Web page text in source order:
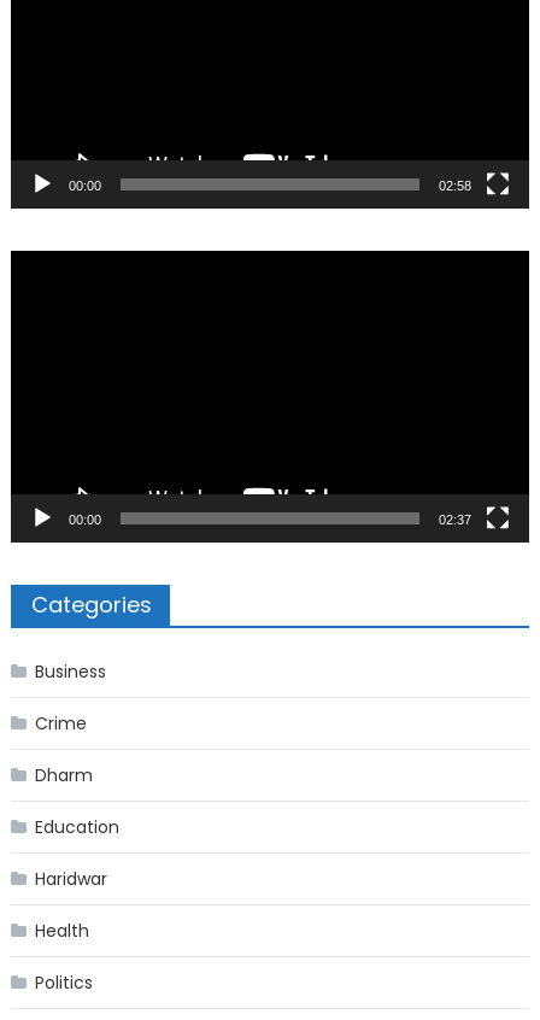
00:00 02:58
00:00 02:37
Categories
Business
Crime
Dharm
Education
Haridwar
Health
Politics